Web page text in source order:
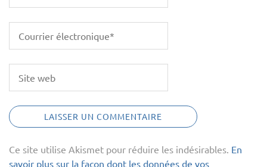
Ce site utilise Akismet pour réduire les indésirables. En
savoir plus sur la façon dont les données de vos